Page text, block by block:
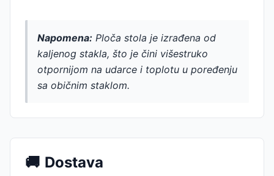
Napomena: Ploča stola je izrađena od
kaljenog stakla, što je čini višestruko
otpornijom na udarce i toplotu u poređenju
sa običnim staklom.
🚚 Dostava